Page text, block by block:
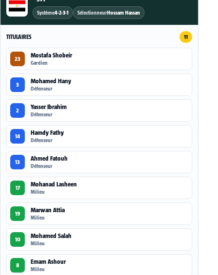
Système4-2-3-1 SélectionneurHossam Hassan
TITULAIRES 11
23 Mostafa Shobeir
Gardien
3 Mohamed Hany
Défenseur
2 Yasser Ibrahim
Défenseur
14 Hamdy Fathy
Défenseur
13 Ahmed Fatouh
Défenseur
17 Mohanad Lasheen
Milieu
19 Marwan Attia
Milieu
10 Mohamed Salah
Milieu
8 Emam Ashour
Milieu